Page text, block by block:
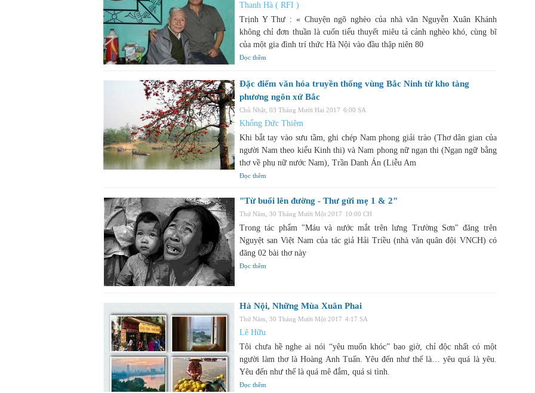
Thanh Hà ( RFI )
Trịnh Y Thư : « Chuyện ngõ nghèo của nhà văn Nguyễn Xuân Khánh
không chỉ đơn thuần là cuốn tiểu thuyết miêu tả cảnh nghèo khó, cùng bĩ
của một gia đình trí thức Hà Nội vào đầu thập niên 80
Đọc thêm
Đặc điểm văn hóa truyền thống vùng Bắc Ninh từ kho tàng
phương ngôn xứ Bắc
Chủ Nhật, 03 Tháng Mười Hai 2017 6:00 SA
Khổng Đức Thiêm
Khi bắt tay vào sưu tầm, ghi chép Nam phong giải trào (Thơ dân gian của
người Nam theo kiểu Kinh thi) và Nam phong nữ ngạn thi (Ngạn ngữ bằng
thơ về phụ nữ nước Nam), Trần Danh Án (Liễu Am
Đọc thêm
"Từ buổi lên đường - Thư gửi mẹ 1 & 2"
Thứ Năm, 30 Tháng Mười Một 2017 10:00 CH
Trong tác phẩm "Máu và nước mắt trên lưng Trường Sơn" đăng trên
Nguyệt san Việt Nam của tác giả Hải Triều (nhà văn quân đội VNCH) có
đăng 02 bài thơ này
Đọc thêm
Hà Nội, Những Mùa Xuân Phai
Thứ Năm, 30 Tháng Mười Một 2017 4:17 SA
Lê Hữu
Tôi chưa hề nghe ai nói “yêu muốn khóc” bao giờ, chỉ độc nhất có một
người làm thơ là Hoàng Anh Tuấn. Yêu đến như thế là… yêu quá là yêu.
Yêu đến như thế là quá mê đắm, quá si tình.
Đọc thêm